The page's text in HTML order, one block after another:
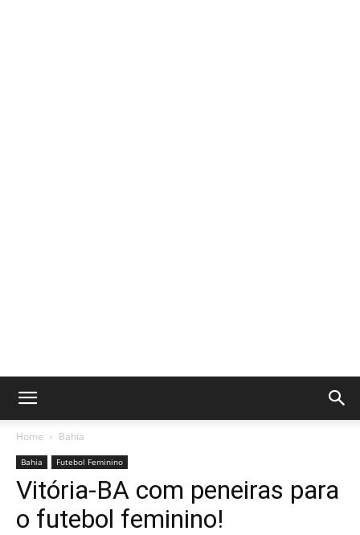
Home Bahia
Bahia Futebol Feminino
Vitória-BA com peneiras para
o futebol feminino!